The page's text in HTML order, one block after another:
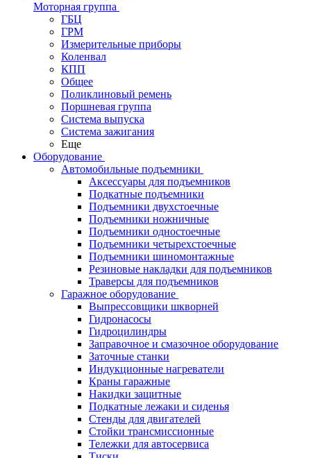
Моторная группа
ГБЦ
ГРМ
Измерительные приборы
Коленвал
КПП
Общее
Поликлиновый ремень
Поршневая группа
Система выпуска
Система зажигания
Еще
Оборудование
Автомобильные подъемники
Аксессуары для подъемников
Подкатные подъемники
Подъемники двухстоечные
Подъемники ножничные
Подъемники одностоечные
Подъемники четырехстоечные
Подъемники шиномонтажные
Резиновые накладки для подъемников
Траверсы для подъемников
Гаражное оборудование
Выпрессовщики шкворней
Гидронасосы
Гидроцилиндры
Заправочное и смазочное оборудование
Заточные станки
Индукционные нагреватели
Краны гаражные
Накидки защитные
Подкатные лежаки и сиденья
Стенды для двигателей
Стойки трансмиссионные
Тележки для автосервиса